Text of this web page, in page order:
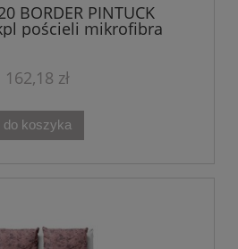
BORDER PINTUCK
pościeli mikrofibra
162,18 zł
do koszyka